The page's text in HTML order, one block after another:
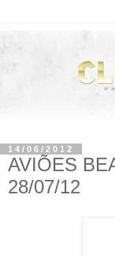
14/06/2012
AVIÕES
28/07/12